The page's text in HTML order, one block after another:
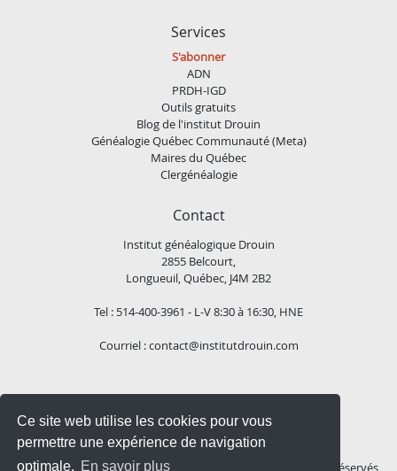
Ce site web utilise les cookies pour vous
permettre une expérience de navigation
optimale. En savoir plus
Services
S'abonner
ADN
PRDH-IGD
Outils gratuits
Blog de l'institut Drouin
Généalogie Québec Communauté (Meta)
Maires du Québec
Clergénéalogie
Contact
Institut généalogique Drouin
2855 Belcourt,
Longueuil, Québec, J4M 2B2
Tel : 514-400-3961 - L-V 8:30 à 16:30, HNE
Courriel :contact@institutdrouin.com
Suivez-nous!
Copyright 2026 Institut généalogique Drouin, Tous droits réservés